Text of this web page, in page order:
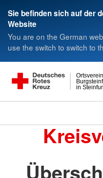
Sie befinden sich auf der
Website
You are on the German
use the switch to switch to
in
Ortsverein